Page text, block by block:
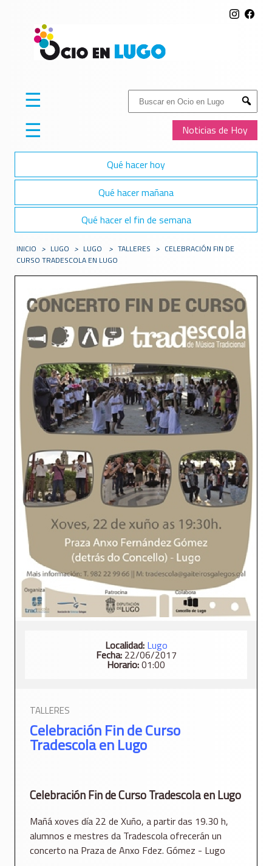
Buscar:
Submit
Noticias de Hoy
☰
☰
Qué hacer hoy
Qué hacer mañana
Qué hacer el fin de semana
INICIO > LUGO > LUGO > TALLERES > CELEBRACIÓN FIN DE
CURSO TRADESCOLA EN LUGO
Localidad: Lugo
Fecha:22/06/2017
Horario:01:00
TALLERES
Celebración Fin de Curso
Tradescola en Lugo
Celebración Fin de Curso Tradescola en Lugo
Mañá xoves día 22 de Xuño, a partir das 19.30 h,
alumnos e mestres da Tradescola ofrecerán un
concerto na Praza de Anxo Fdez. Gómez - Lugo